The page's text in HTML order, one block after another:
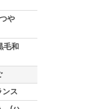
や
毛和
ンス